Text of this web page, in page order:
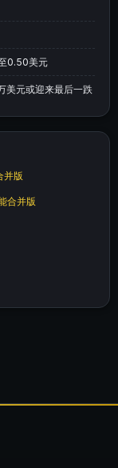
0.50美元
美元或迎来最后一跌
版
合并版